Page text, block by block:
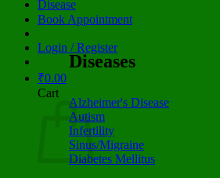
Book Appointment
Login / Register
₹0.00
Cart
Disease
Diseases
Alzheimer's Disease
Autism
Infertility
Sinus/Migraine
Diabetes Mellitus